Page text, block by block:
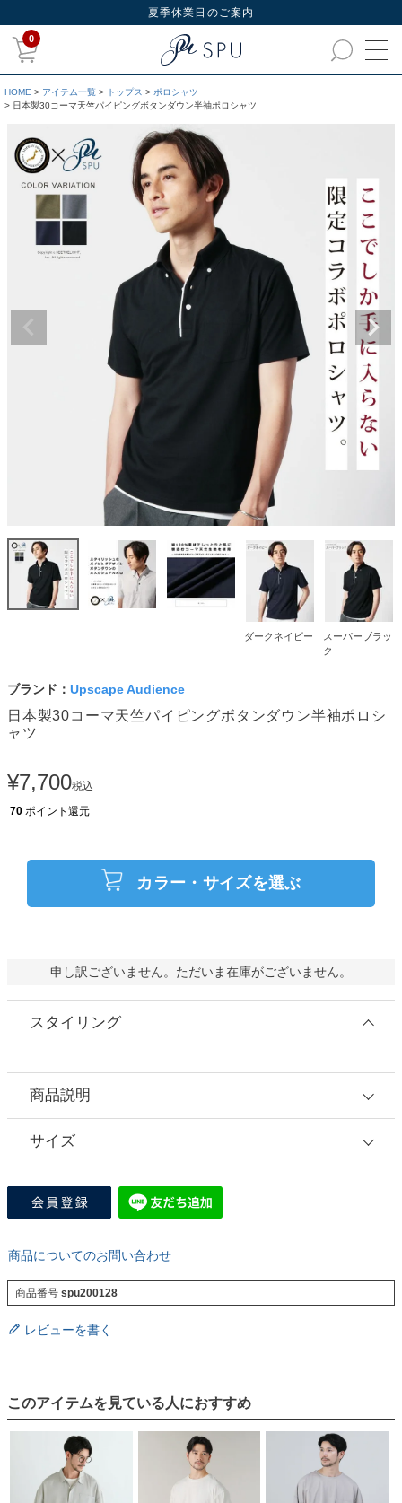
夏季休業日のご案内
0
HOME アイテム一覧 トップス
ポロシャツ
日本製30コーマ天竺パイピングボタンダウン半袖ポロシャツ
ダークネイビー
スーパーブラッ
ク
ブランド： Upscape Audience
日本製30コーマ天竺パイピングボタンダウン半袖ポロシ
ャツ
¥7,700税込
70 ポイント還元
カラー・サイズを選ぶ
申し訳ございません。ただいま在庫がございません。
スタイリング
商品説明
サイズ
商品についてのお問い合わせ
商品番号 spu200128
レビューを書く
このアイテムを見ている人におすすめ